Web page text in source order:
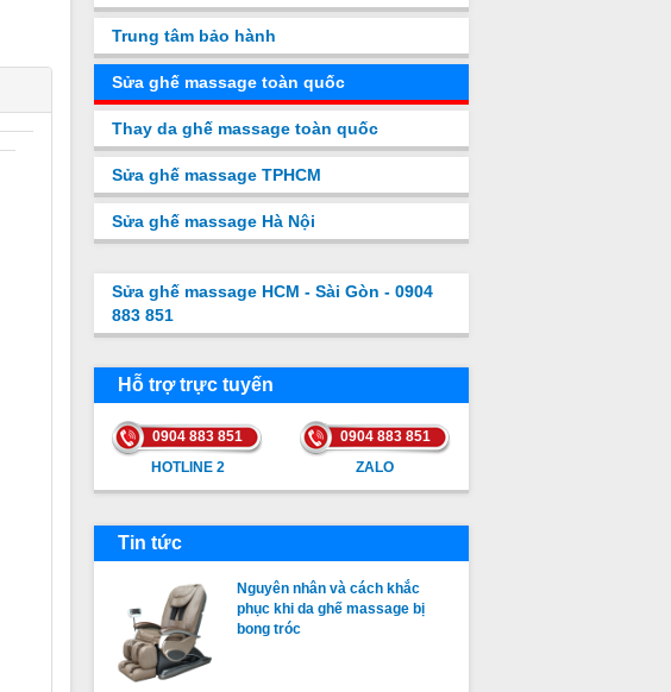
Trung tâm bảo hành
Sửa ghế massage toàn quốc
Thay da ghế massage toàn quốc
Sửa ghế massage TPHCM
Sửa ghế massage Hà Nội
Sửa ghế massage HCM - Sài Gòn - 0904
883 851
Hỗ trợ trực tuyến
0904 883 851
HOTLINE 2
HOTLINE 2
0904 883 851
ZALO
ZALO
Tin tức
Nguyên nhân và cách khắc
phục khi da ghế massage bị
bong tróc